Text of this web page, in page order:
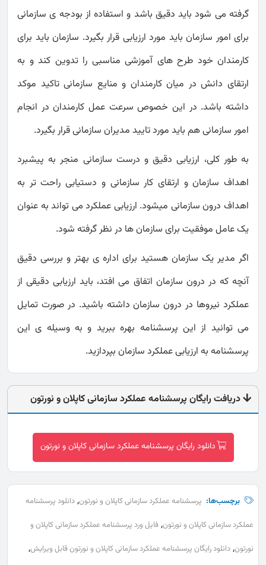
گرفته می شود باید دقیق باشد و استفاده از بودجه ی سازمانی
برای امور سازمان باید مورد ارزیابی قرار بگیرد. سازمان باید برای
کارمندان خود طرح های آموزشی مناسبی را تدوین کند و به
ارتقای دانش در میان کارمندان و منایع سازمانی تاکید موکد
داشته باشد. در این خصوص سرعت عمل کارمندان در انجام
امور سازمانی هم باید مورد تایید مدیران سازمانی قرار بگیرد.
به طور کلی، ارزیابی دقیق و درست سازمانی منجر به پیشبرد
اهداف سازمان و ارتقای کار سازمانی و دستیابی راحت تر به
اهداف درون سازمانی میشود. ارزیابی عملکرد می تواند به عنوان
یک عامل موفقیت برای سازمان ها در نظر گرفته شود.
اگر مدیر یک سازمان هستید برای اداره ی بهتر و بررسی دقیق
آنچه که در درون سازمان اتفاق می افتد، باید ارزیابی دقیقی از
عملکرد نیروها در درون سازمان داشته باشید. در صورت تمایل
می توانید از این پرسشنامه بهره ببرید و به وسیله ی این
پرسشنامه به ارزیابی عملکرد سازمان بپردازید.
دریافت رایگان پرسشنامه عملکرد سازمانی کاپلان و نورتون
دانلود رایگان پرسشنامه عملکرد سازمانی کاپلان و نورتون
برچسب‌ها: پرسشنامه عملکرد سازمانی کاپلان و نورتون, دانلود پرسشنامه
عملکرد سازمانی کاپلان و نورتون, فایل ورد پرسشنامه عملکرد سازمانی کاپلان و
نورتون, دانلود رایگان پرسشنامه عملکرد سازمانی کاپلان و نورتون قابل ویرایش,